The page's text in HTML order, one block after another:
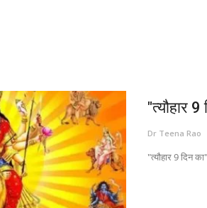
"त्यौहार 9
Dr Teena Rao
"त्यौहार 9 दिन का"